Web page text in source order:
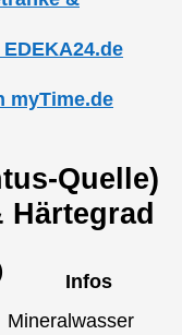
myTime.de
Quelle)
Härtegrad
Infos
Mineralwasser